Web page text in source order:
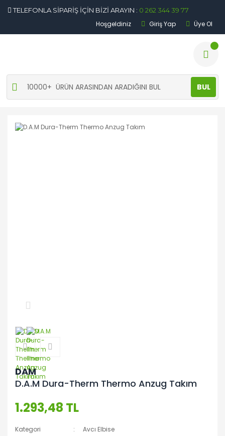
TELEFONLA SİPARİŞ İÇİN BİZİ ARAYIN : 0 262 344 39 77
Hoşgeldiniz Giriş Yap Üye Ol
BUL
DAM
D.A.M Dura-Therm Thermo Anzug Takım
1.293,48 TL
Kategori
Avcı Elbise